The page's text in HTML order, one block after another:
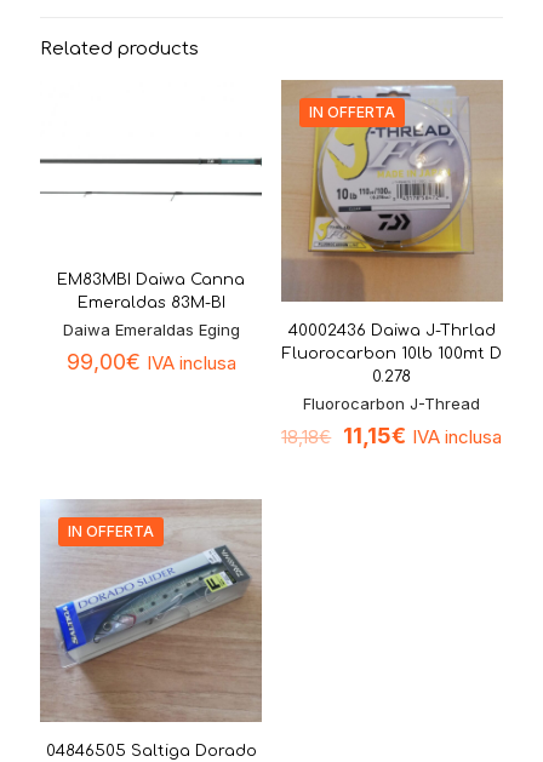
Related products
EM83MBI Daiwa Canna
Emeraldas 83M-BI
Daiwa Emeraldas Eging
99,00€ IVA inclusa
IN OFFERTA
40002436 Daiwa J-Thrlad
Fluorocarbon 10lb 100mt D
0.278
Fluorocarbon J-Thread
18,18€ 11,15€ IVA inclusa
IN OFFERTA
04846505 Saltiga Dorado